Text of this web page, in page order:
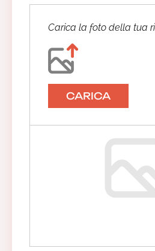
Carica la foto della tua
CARICA